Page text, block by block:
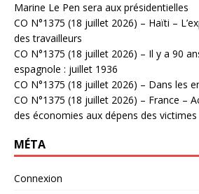
Marine Le Pen sera aux présidentielles
CO N°1375 (18 juillet 2026) – Haïti –
des travailleurs
CO N°1375 (18 juillet 2026) – Il y a 90
espagnole : juillet 1936
CO N°1375 (18 juillet 2026) – Dans les
CO N°1375 (18 juillet 2026) – France –
des économies aux dépens des victimes
MÉTA
Connexion